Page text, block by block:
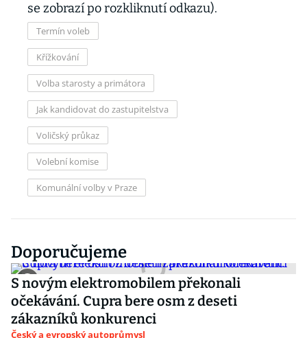
se zobrazí po rozkliknutí odkazu).
Termín voleb
Křížkování
Volba starosty a primátora
Jak kandidovat do zastupitelstva
Voličský průkaz
Volební komise
Komunální volby v Praze
Doporučujeme
S novým elektromobilem překonali
očekávání. Cupra bere osm z deseti
zákazníků konkurenci
Český a evropský autoprůmysl